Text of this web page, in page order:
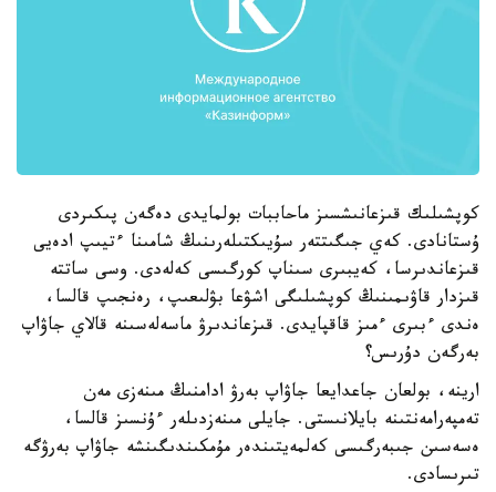
كوپشىلىك قىزعانىشسىز ماحاببات بولمايدى دەگەن پىكىردى
ۇستانادى. كەي جىگىتتەر سۇيىكتىلەرىنىڭ شامىنا ءتيىپ ادەيى
قىزعاندىرسا، كەيبىرى سىناپ كورگىسى كەلەدى. وسى ساتتە
قىزدار قاۋىمىنىڭ كوپشىلىگى اشۋعا بۋلىعىپ، رەنجىپ قالسا،
ەندى ءبىرى ءمىز قاقپايدى. قىزعاندىرۋ ماسەلەسىنە قالاي جاۋاپ
بەرگەن دۇرىس؟
ارينە، بولعان جاعدايعا جاۋاپ بەرۋ ادامنىڭ مىنەزى مەن
تەمپەرامەنتىنە بايلانىستى. جايلى مىنەزدىلەر ءۇنسىز قالسا،
ەسەسىن جىبەرگىسى كەلمەيتىندەر مۇمكىندىگىنشە جاۋاپ بەرۋگە
تىرىسادى.